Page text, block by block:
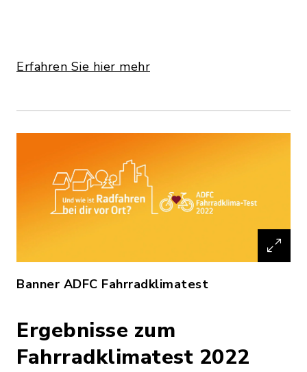
Erfahren Sie hier mehr
Banner ADFC Fahrradklimatest
Ergebnisse zum
Fahrradklimatest 2022